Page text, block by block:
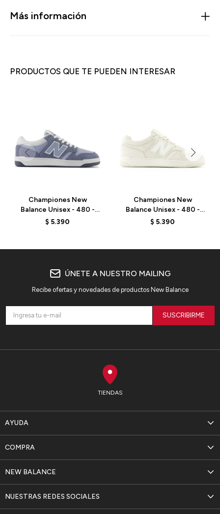
Más información
PRODUCTOS QUE TE PUEDEN INTERESAR
Championes New
Balance Unisex - 480 -
BB480LEB - ARCTIC
$ 5.390
Championes New
Balance Unisex - 480 -
BB480LDS - LINEN
$ 5.390
TIENDAS
AYUDA
NEW BALANCE
COMPRA
NUESTRAS REDES SOCIALES
ÚNETE A NUESTRO MAILING
Recibe ofertas y novedades de productos New Balance
SUSCRIBIRME